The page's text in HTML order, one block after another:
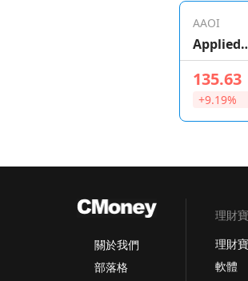
AAOI
Applied
135.63
+9.19%
關於我們
部落格
理財
理財寶
軟體